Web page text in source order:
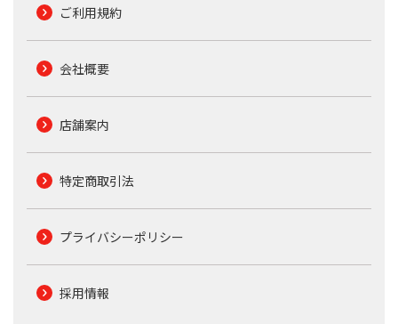
ご利用規約
会社概要
店舗案内
特定商取引法
プライバシーポリシー
採用情報